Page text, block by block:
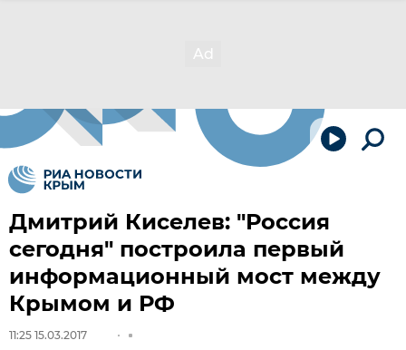
Дмитрий Киселев: "Россия
сегодня" построила первый
информационный мост между
Крымом и РФ
11:25 15.03.2017